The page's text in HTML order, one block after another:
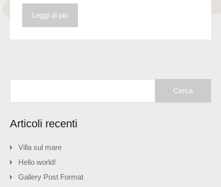
Leggi di più
Articoli recenti
Villa sul mare
Hello world!
Gallery Post Format